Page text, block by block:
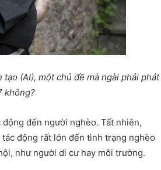
(AI), một chủ đề mà ngài phải phát
không?
đến người nghèo. Tất nhiên,
động rất lớn đến tình trạng nghèo
như người di cư hay môi trường.